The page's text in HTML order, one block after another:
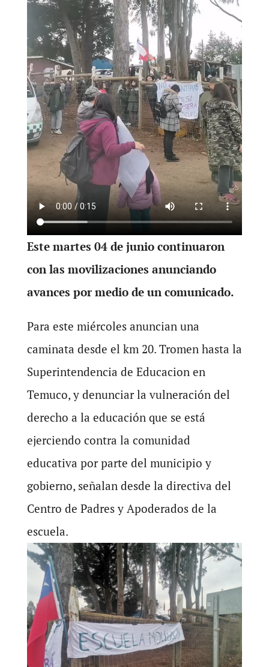
Este martes 04 de junio continuaron
con las movilizaciones anunciando
avances por medio de un comunicado.
Para este miércoles anuncian una
caminata desde el km 20. Tromen hasta la
Superintendencia de Educacion en
Temuco, y denunciar la vulneración del
derecho a la educación que se está
ejerciendo contra la comunidad
educativa por parte del municipio y
gobierno, señalan desde la directiva del
Centro de Padres y Apoderados de la
escuela.